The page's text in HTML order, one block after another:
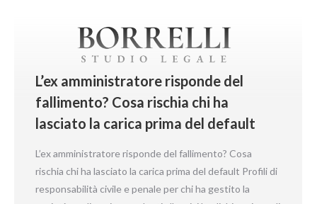
L’ex amministratore risponde del
fallimento? Cosa rischia chi ha
lasciato la carica prima del default
L’ex amministratore risponde del fallimento? Cosa
rischia chi ha lasciato la carica prima del default Profili di
responsabilità civile e penale per chi ha gestito la